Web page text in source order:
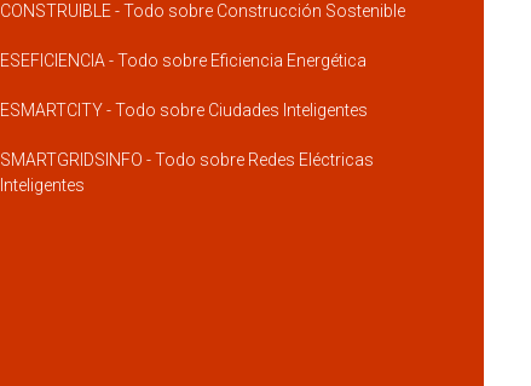
CONSTRUIBLE - Todo sobre Construcción Sostenible
ESEFICIENCIA - Todo sobre Eficiencia Energética
ESMARTCITY - Todo sobre Ciudades Inteligentes
SMARTGRIDSINFO - Todo sobre Redes Eléctricas
Inteligentes